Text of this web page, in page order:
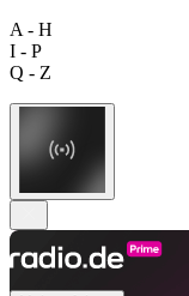
A - H
I - P
Q - Z